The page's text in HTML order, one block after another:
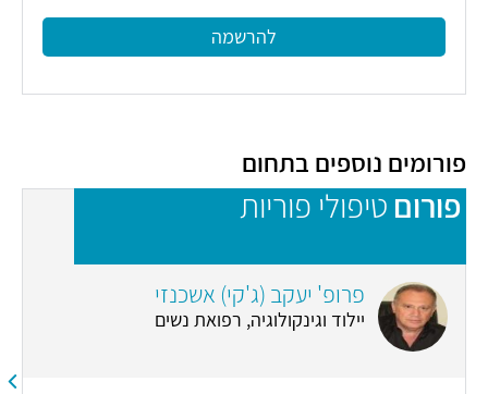
להרשמה
פורומים נוספים בתחום
פורום טיפולי פוריות
פרופ' יעקב (ג'קי) אשכנזי
יילוד וגינקולוגיה, רפואת נשים